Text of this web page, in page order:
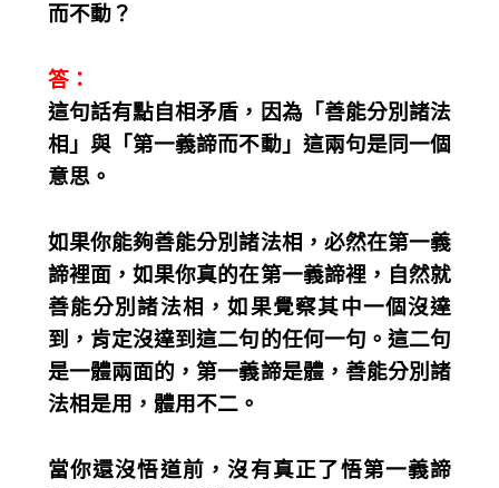
而不動？
答：
這句話有點自相矛盾，因為「善能分別諸法
相」與「第一義諦而不動」這兩句是同一個
意思。
如果你能夠善能分別諸法相，必然在第一義
諦裡面，如果你真的在第一義諦裡，自然就
善能分別諸法相，如果覺察其中一個沒達
到，肯定沒達到這二句的任何一句。這二句
是一體兩面的，第一義諦是體，善能分別諸
法相是用，體用不二。
當你還沒悟道前，沒有真正了悟第一義諦